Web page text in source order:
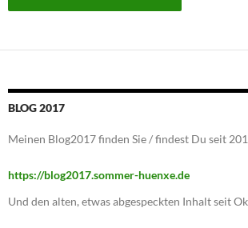
BLOG 2017
Meinen Blog2017 finden Sie / findest Du seit
https://blog2017.sommer-huenxe.de
Und den alten, etwas abgespeckten Inhalt seit